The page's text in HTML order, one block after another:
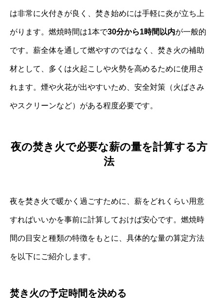
は非常に火付きが良く、焚き始めには手軽に炎が立ち上
がります。燃焼時間は1本で30分から1時間以内が一般的
です。薪全体を通して燃やすのではなく、焚き火の補助
材として、多くは火起こしや火勢を高めるために使用さ
れます。煙や火花が出やすいため、安全対策（火ばさみ
やスクリーンなど）がある程度必要です。
夜の焚き火で必要な薪の量を計算する方
法
夜を焚き火で暖かく過ごすために、薪をどれくらい用意
すればいいかを事前に計算しておけば安心です。燃焼時
間の目安と種類の特徴をもとに、具体的な量の算定方法
を以下にご紹介します。
焚き火の予定時間を決める